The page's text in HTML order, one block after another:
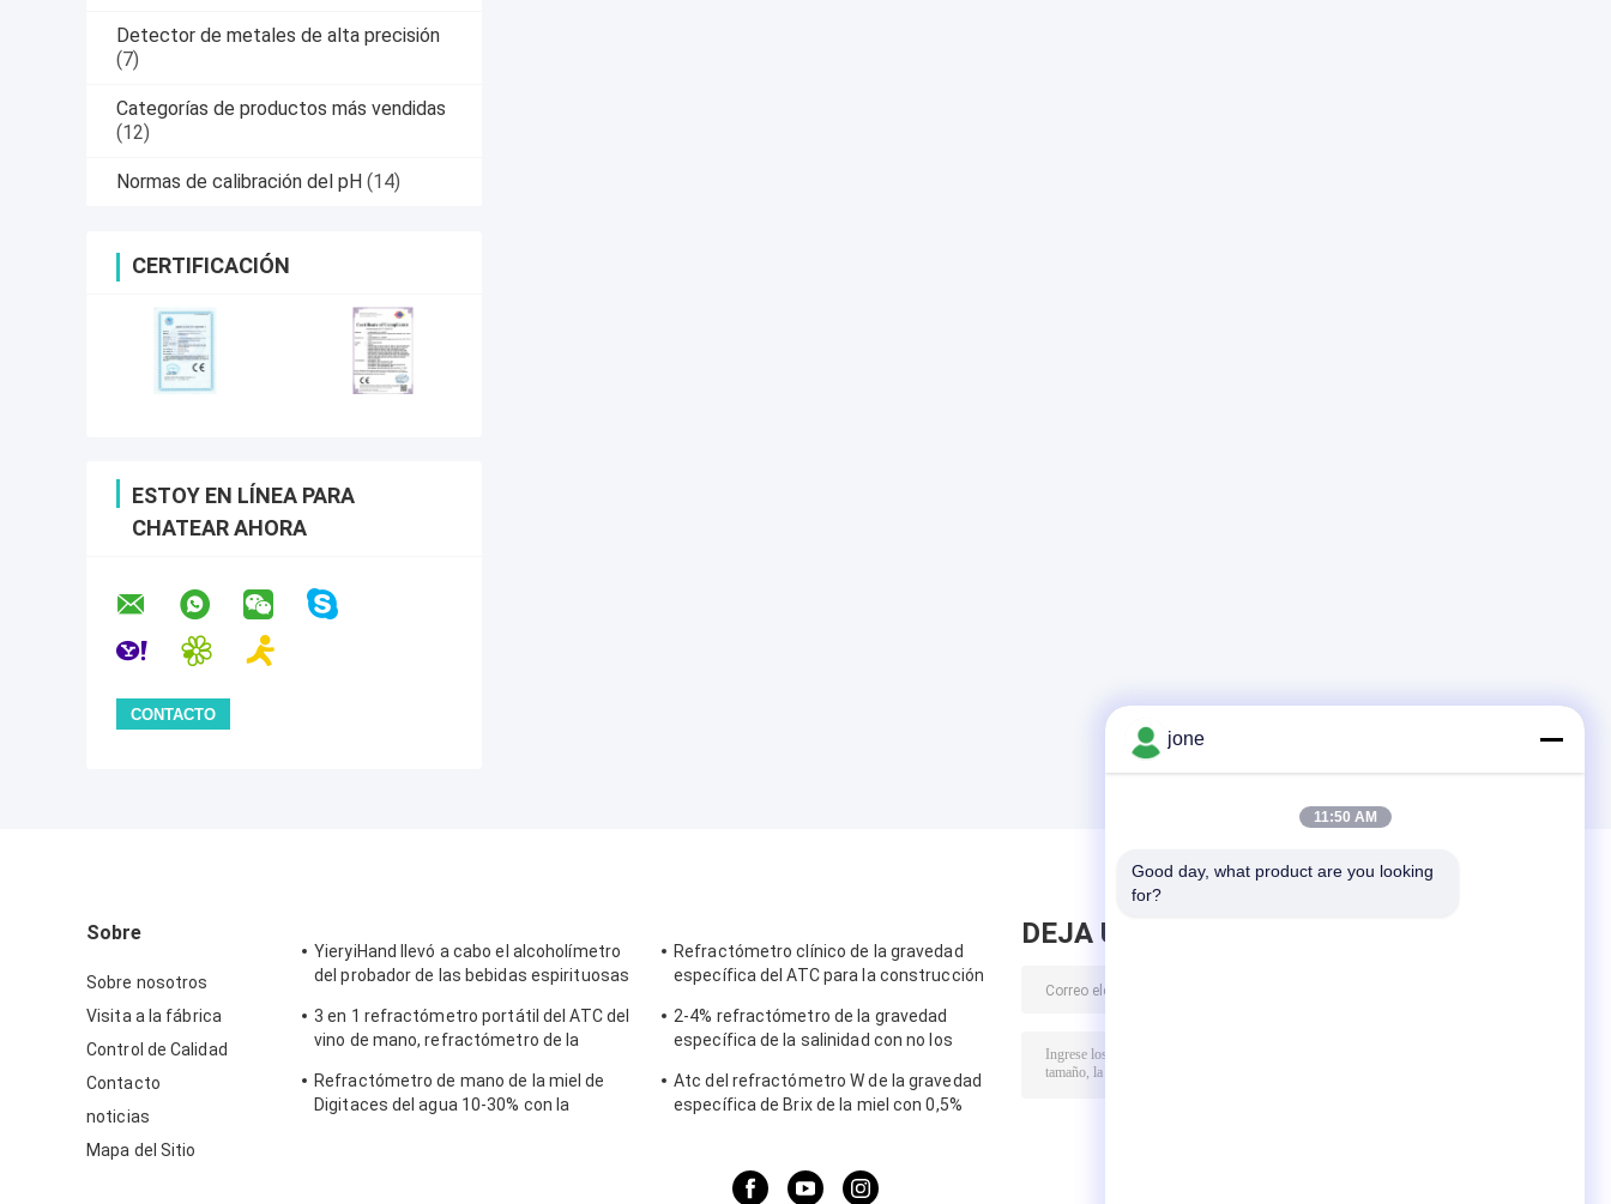
Detector de metales de alta precisión
(7)
Categorías de productos más vendidas
(12)
Normas de calibración del pH (14)
CERTIFICACIÓN
ESTOY EN LÍNEA PARA
CHATEAR AHORA
Sobre
Sobre nosotros
Visita a la fábrica
Control de Calidad
Contacto
noticias
Mapa del Sitio
YieryiHand llevó a cabo el alcoholímetro
del probador de las bebidas espirituosas
80%
3 en 1 refractómetro portátil del ATC del
vino de mano, refractómetro de la
Refractómetro de mano de la miel de
Digitaces del agua 10-30% con la
Refractómetro clínico de la gravedad
específica del ATC para la construcción
2-4% refractómetro de la gravedad
específica de la salinidad con no los
Atc del refractómetro W de la gravedad
específica de Brix de la miel con 0,5%
DEJA UN MENSAJE
jone
11:50 AM
Good day, what product are you looking
for?